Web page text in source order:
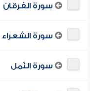
سورة الفرقان
سورة الشعراء
سورة النّمل